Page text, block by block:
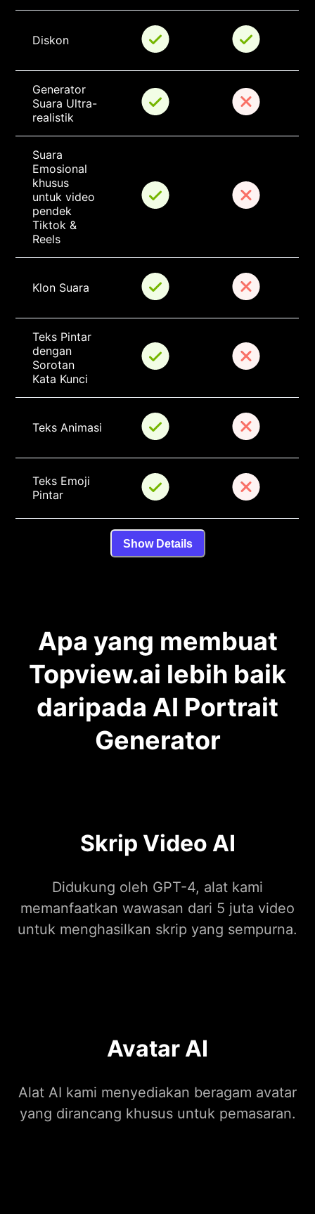
Diskon
Generator
Suara Ultra-
realistik
Suara
Emosional
khusus
untuk video
pendek
Tiktok &
Reels
Klon Suara
Teks Pintar
dengan
Sorotan
Kata Kunci
Teks Animasi
Teks Emoji
Pintar
Show Details
Apa yang membuat
Topview.ai lebih baik
daripada AI Portrait
Generator
Skrip Video AI
Didukung oleh GPT-4, alat kami
memanfaatkan wawasan dari 5 juta video
untuk menghasilkan skrip yang sempurna.
Avatar AI
Alat AI kami menyediakan beragam avatar
yang dirancang khusus untuk pemasaran.